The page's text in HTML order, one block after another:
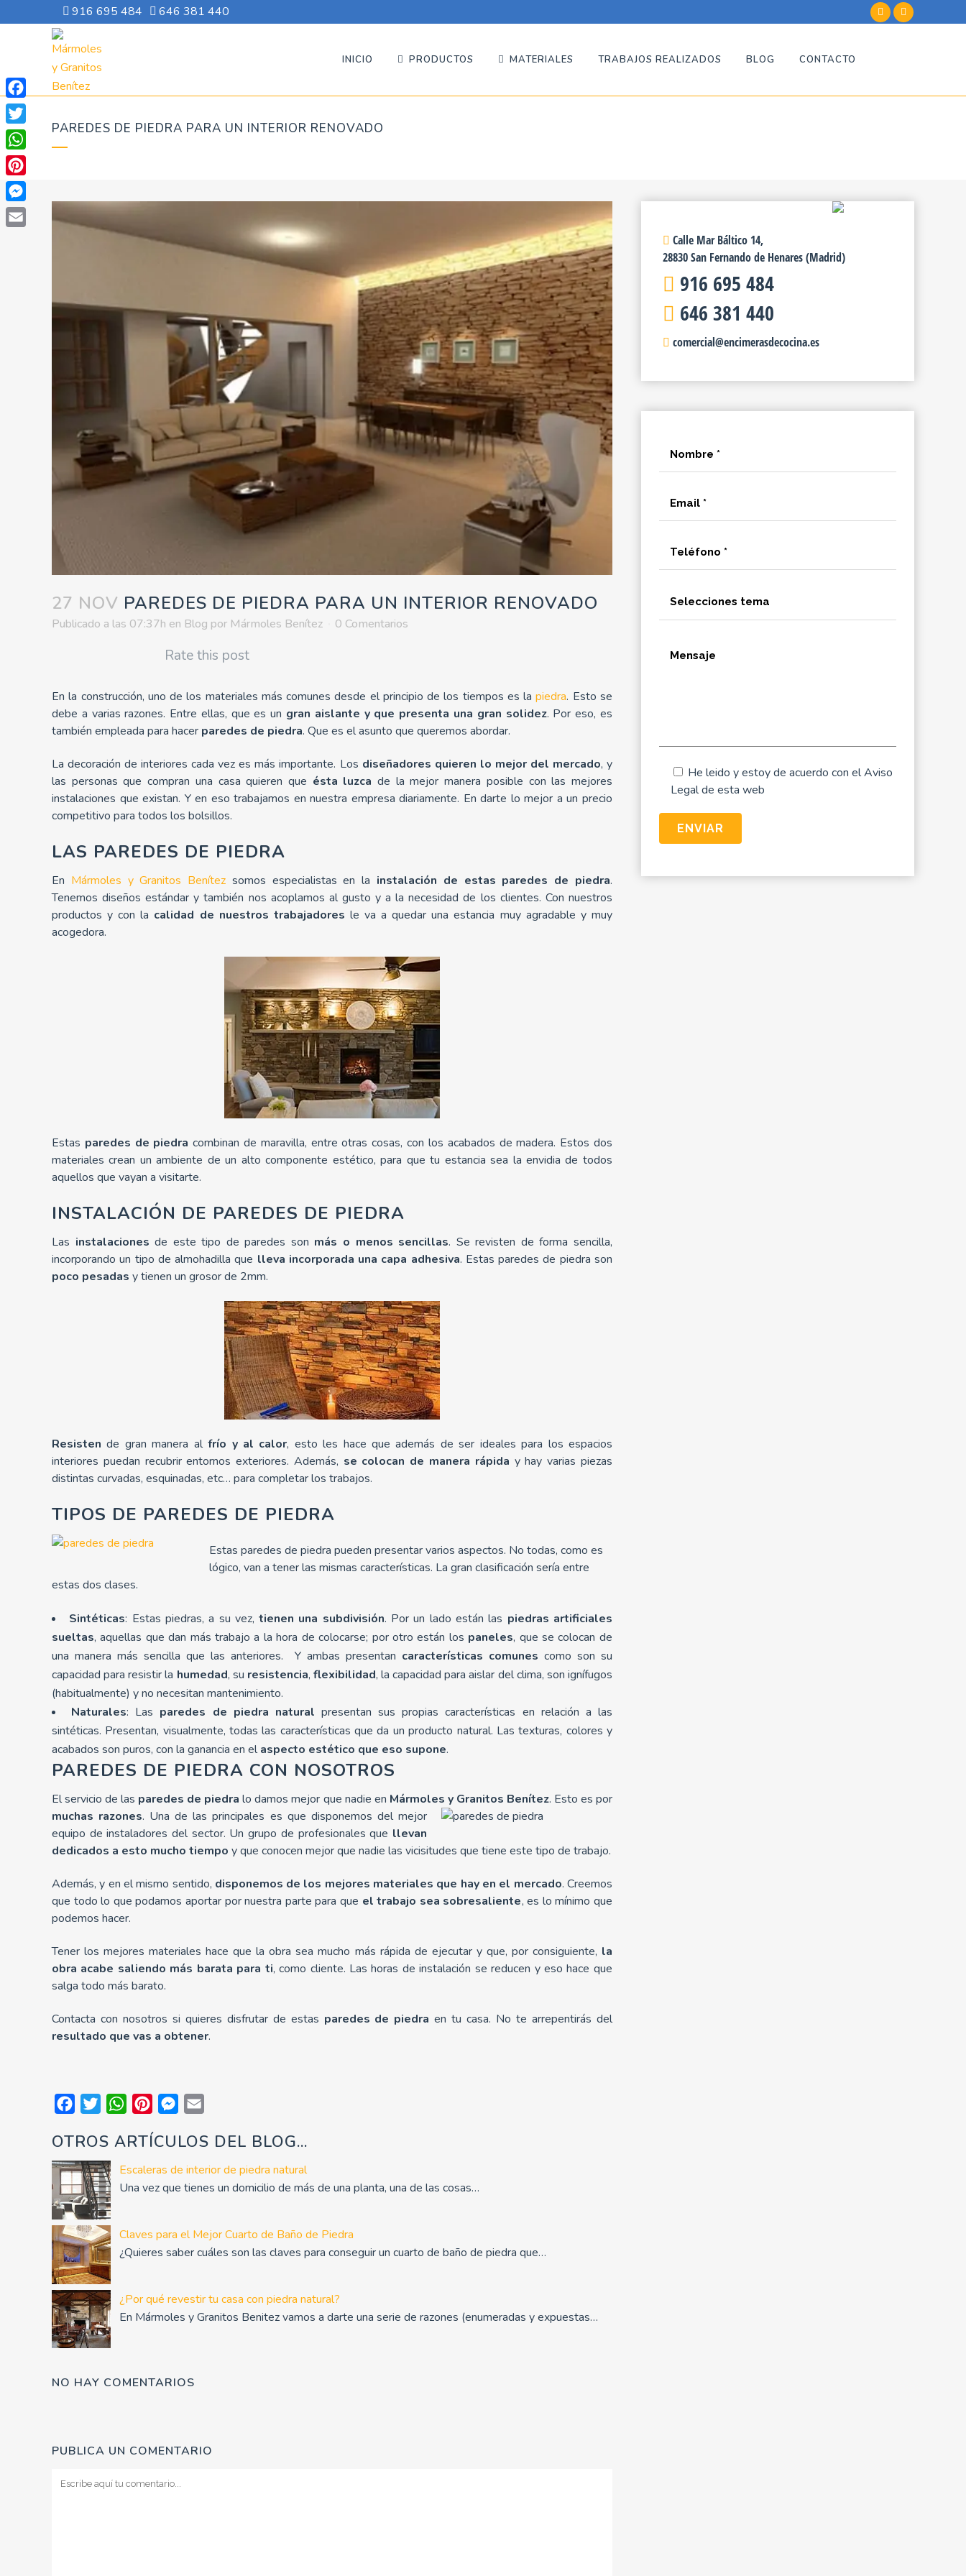
916 695 484 646 381 440
INICIO PRODUCTOS MATERIALES TRABAJOS REALIZADOS BLOG CONTACTO
PAREDES DE PIEDRA PARA UN INTERIOR RENOVADO
27 NOV PAREDES DE PIEDRA PARA UN INTERIOR RENOVADO
Publicado a las 07:37h en Blog por Mármoles Benítez 0 Comentarios
Rate this post
En la construcción, uno de los materiales más comunes desde el principio de los tiempos es lapiedra. Esto se
debe a varias razones. Entre ellas, que es un gran aislante y que presenta una gran solidez. Por eso, es
también empleada para hacer paredes de piedra. Que es el asunto que queremos abordar.
La decoración de interiores cada vez es más importante. Los diseñadores quieren lo mejor del mercado, y
las personas que compran una casa quieren que ésta luzca de la mejor manera posible con las mejores
instalaciones que existan. Y en eso trabajamos en nuestra empresa diariamente. En darte lo mejor a un precio
competitivo para todos los bolsillos.
LAS PAREDES DE PIEDRA
En Mármoles y Granitos Benítez somos especialistas en la instalación de estas paredes de piedra.
Tenemos diseños estándar y también nos acoplamos al gusto y a la necesidad de los clientes. Con nuestros
productos y con la calidad de nuestros trabajadores le va a quedar una estancia muy agradable y muy
acogedora.
Estas paredes de piedra combinan de maravilla, entre otras cosas, con los acabados de madera. Estos dos
materiales crean un ambiente de un alto componente estético, para que tu estancia sea la envidia de todos
aquellos que vayan a visitarte.
INSTALACIÓN DE PAREDES DE PIEDRA
Las instalaciones de este tipo de paredes son más o menos sencillas. Se revisten de forma sencilla,
incorporando un tipo de almohadilla que lleva incorporada una capa adhesiva. Estas paredes de piedra son
poco pesadas y tienen un grosor de 2mm.
Resisten de gran manera alfrío y al calor, esto les hace que además de ser ideales para los espacios
interiores puedan recubrir entornos exteriores. Además, se colocan de manera rápida y hay varias piezas
distintas curvadas, esquinadas, etc… para completar los trabajos.
TIPOS DE PAREDES DE PIEDRA
Estas paredes de piedra pueden presentar varios aspectos. No todas, como es
lógico, van a tener las mismas características. La gran clasificación sería entre
estas dos clases.
Sintéticas: Estas piedras, a su vez,tienen una subdivisión. Por un lado están las piedras artificiales
sueltas, aquellas que dan más trabajo a la hora de colocarse; por otro están los paneles, que se colocan de
una manera más sencilla que las anteriores. Y ambas presentan características comunes como son su
capacidad para resistir la humedad, su resistencia, flexibilidad, la capacidad para aislar del clima, son ignífugos
(habitualmente) y no necesitan mantenimiento.
Naturales: Las paredes de piedra natural presentan sus propias características en relación a las
sintéticas. Presentan, visualmente, todas las características que da un producto natural. Las texturas, colores y
acabados son puros, con la ganancia en elaspecto estético que eso supone.
PAREDES DE PIEDRA CON NOSOTROS
El servicio de las paredes de piedra lo damos mejor que nadie en Mármoles y Granitos Benítez. Esto es por
muchas razones. Una de las principales es que disponemos del mejor
equipo de instaladores del sector. Un grupo de profesionales que llevan
dedicados a esto mucho tiempo y que conocen mejor que nadie las vicisitudes que tiene este tipo de trabajo.
Además, y en el mismo sentido, disponemos de los mejores materiales que hay en el mercado. Creemos
que todo lo que podamos aportar por nuestra parte para que el trabajo sea sobresaliente, es lo mínimo que
podemos hacer.
Tener los mejores materiales hace que la obra sea mucho más rápida de ejecutar y que, por consiguiente, la
obra acabe saliendo más barata para ti, como cliente. Las horas de instalación se reducen y eso hace que
salga todo más barato.
Contacta con nosotros si quieres disfrutar de estas paredes de piedra en tu casa. No te arrepentirás del
resultado que vas a obtener.
FacebookTwitterWhatsAppPinterestMessenger
OTROS ARTÍCULOS DEL BLOG...
Escaleras de interior de piedra natural
Una vez que tienes un domicilio de más de una planta, una de las cosas…
Claves para el Mejor Cuarto de Baño de Piedra
¿Quieres saber cuáles son las claves para conseguir un cuarto de baño de piedra que…
¿Por qué revestir tu casa con piedra natural?
En Mármoles y Granitos Benitez vamos a darte una serie de razones (enumeradas y expuestas…
NO HAY COMENTARIOS
PUBLICA UN COMENTARIO
Calle Mar Báltico 14,
28830 San Fernando de Henares (Madrid)
916 695 484
646 381 440
comercial@encimerasdecocina.es
He leido y estoy de acuerdo con elAviso
Legalde esta web
Facebook
Twitter
WhatsApp
Pinterest
Messenger